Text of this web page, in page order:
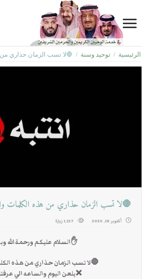
الرئيسية / توحيد وسنة / 🛑لا تسب الزمان حذاري من
🛑لا تسب الزمان حذاري من هذه الكلمات
أكتوبر 18, 2020 1,127 زيارة
✋السلام عليكم ورحمة الله
🛑لا تسب الزمان حذاري من هذه
❌يلعن اليوم والساعه الي